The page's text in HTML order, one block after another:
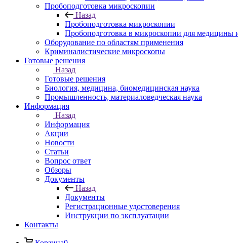
Пробоподготовка микроскопии
Назад
Пробоподготовка микроскопии
Пробоподготовка в микроскопии для медицины
Оборудование по областям применения
Криминалистические микроскопы
Готовые решения
Назад
Готовые решения
Биология, медицина, биомедицинская наука
Промышленность, материаловедческая наука
Информация
Назад
Информация
Акции
Новости
Статьи
Вопрос ответ
Обзоры
Документы
Назад
Документы
Регистрационные удостоверения
Инструкции по эксплуатации
Контакты